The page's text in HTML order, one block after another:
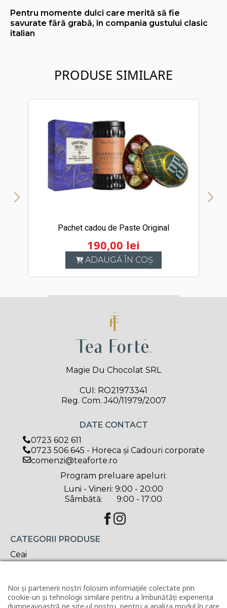
Pentru momente dulci care merită să fie
savurate fără grabă, în compania gustului clasic
italian
PRODUSE SIMILARE
Pachet cadou de Paste Original
190,00 lei
ADAUGĂ ÎN COȘ
Magie Du Chocolat SRL
CUI: RO21973341
Reg. Com. J40/11979/2007
CATEGORII PRODUSE
Ceai
Ceai ECO
Cadouri
Delicatese
Oferta săptămânii
DATE CONTACT
0723 602 611
0723 506 645 - Horeca și Cadouri corporate
comenzi@teaforte.ro
Program preluare apeluri:
Luni - Vineri: 9:00 - 20:00
Sâmbătă: 9:00 - 17:00
Noi și partenerii noștri folosim informațiile colectate prin
cookie-uri și tehnologii similare pentru a îmbunătăți experiența